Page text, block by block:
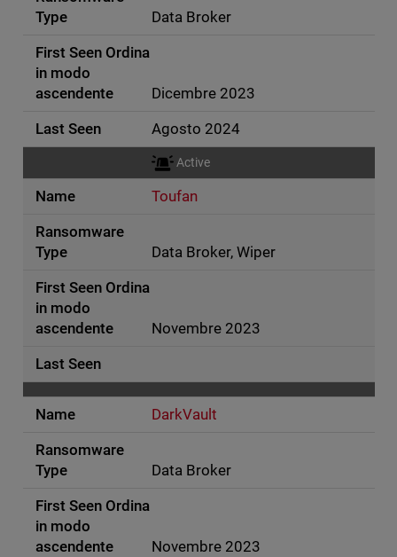
Data Broker
Dicembre 2023
Agosto 2024
Active
Toufan
Data Broker, Wiper
Novembre 2023
DarkVault
Data Broker
Novembre 2023